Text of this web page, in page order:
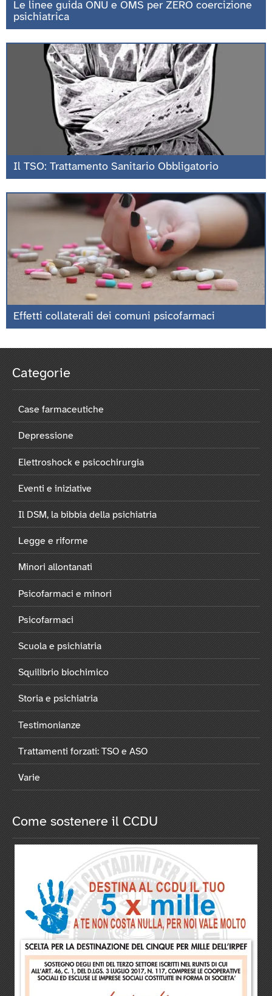
Le linee guida ONU e OMS per ZERO coercizione
psichiatrica
Il TSO: Trattamento Sanitario Obbligatorio
Effetti collaterali dei comuni psicofarmaci
Categorie
Case farmaceutiche
Depressione
Elettroshock e psicochirurgia
Eventi e iniziative
Il DSM, la bibbia della psichiatria
Legge e riforme
Minori allontanati
Psicofarmaci e minori
Psicofarmaci
Scuola e psichiatria
Squilibrio biochimico
Storia e psichiatria
Testimonianze
Trattamenti forzati: TSO e ASO
Varie
Come sostenere il CCDU